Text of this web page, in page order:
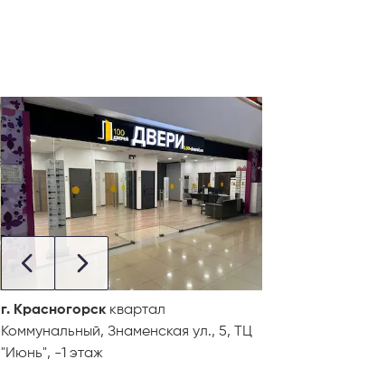
г. Красногорск квартал
Коммунальный, Знаменская ул., 5, ТЦ
"Июнь", -1 этаж